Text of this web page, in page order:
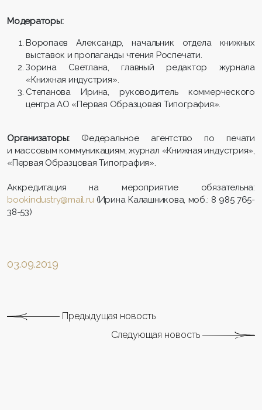
Модераторы:
Воропаев Александр, начальник отдела книжных
выставок и пропаганды чтения Роспечати.
Зорина Светлана, главный редактор журнала
«Книжная индустрия».
Степанова Ирина, руководитель коммерческого
центра АО «Первая Образцовая Типография».
Организаторы: Федеральное агентство по печати
и массовым коммуникациям, журнал «Книжная индустрия»,
«Первая Образцовая Типография».
Аккредитация на мероприятие обязательна:
bookindustry@mail.ru(Ирина Калашникова, моб.: 8 985 765-
38-53)
03.09.2019
Предыдущая новость
Следующая новость